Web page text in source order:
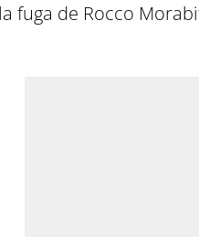
fuga de Rocco